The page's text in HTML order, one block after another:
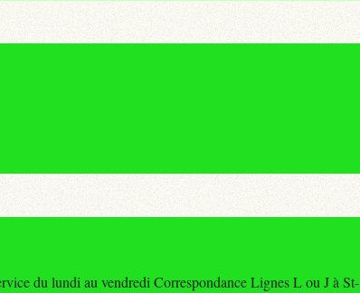
du lundi au vendredi Correspondance Lignes L ou J à St-